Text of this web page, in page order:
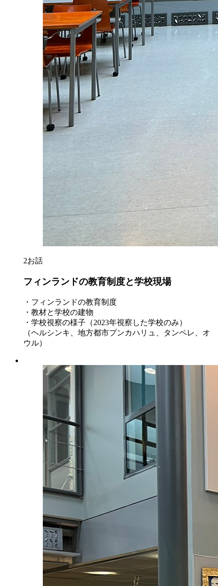
2お話
フィンランドの教育制度と学校現場
・フィンランドの教育制度
・教材と学校の建物
・学校視察の様子（2023年視察した学校のみ）
（ヘルシンキ、地方都市プンカハリュ、タンペレ、オ
ウル）